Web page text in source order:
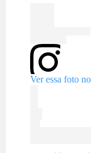
Ver essa foto